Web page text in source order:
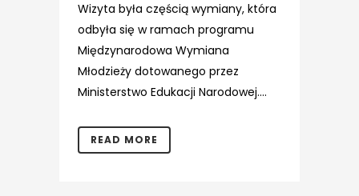
Wizyta była częścią wymiany, która
odbyła się w ramach programu
Międzynarodowa Wymiana
Młodzieży dotowanego przez
Ministerstwo Edukacji Narodowej....
READ MORE